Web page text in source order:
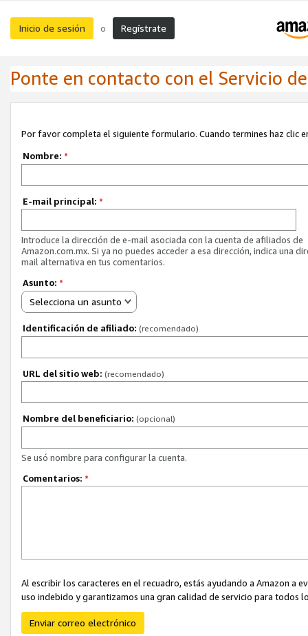
Inicio de sesión o Regístrate
Ponte en contacto con el Servicio
Por favor completa el siguiente formulario. Cuando termines haz clic
Nombre: *
E-mail principal: *
Introduce la dirección de e-mail asociada con la cuenta de afiliados de
Amazon.com.mx. Si ya no puedes acceder a esa dirección, indica una
mail alternativa en tus comentarios.
Asunto: *
Selecciona un asunto
Identificación de afiliado: (recomendado)
URL del sitio web: (recomendado)
Nombre del beneficiario: (opcional)
Se usó nombre para configurar la cuenta.
Comentarios: *
Al escribir los caracteres en el recuadro, estás ayudando a Amazon
uso indebido y garantizamos una gran calidad de servicio para todos
Enviar correo electrónico